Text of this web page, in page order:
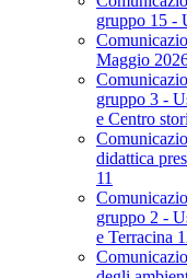
gruppo 15 -
Maggio
gruppo 3 -
e Centro
didattica
11
gruppo 2 -
e Terracina